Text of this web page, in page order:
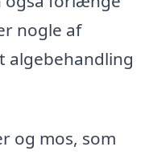
nogle af
algebehandling
og mos, som